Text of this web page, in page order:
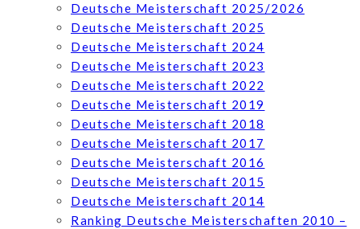
Deutsche Meisterschaft 2025/2026
Deutsche Meisterschaft 2025
Deutsche Meisterschaft 2024
Deutsche Meisterschaft 2023
Deutsche Meisterschaft 2022
Deutsche Meisterschaft 2019
Deutsche Meisterschaft 2018
Deutsche Meisterschaft 2017
Deutsche Meisterschaft 2016
Deutsche Meisterschaft 2015
Deutsche Meisterschaft 2014
Ranking Deutsche Meisterschaften 2010 –